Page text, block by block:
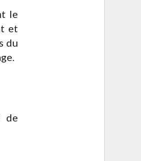
le
et
du
de